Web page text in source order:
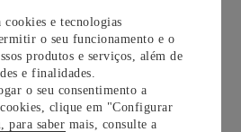
e tecnologias
o seu funcionamento e o
produtos e serviços, além de
e finalidades.
o seu consentimento a
clique em "Configurar
para saber mais, consulte a
para presente e oferecem a
um cartão personalizado.
mais